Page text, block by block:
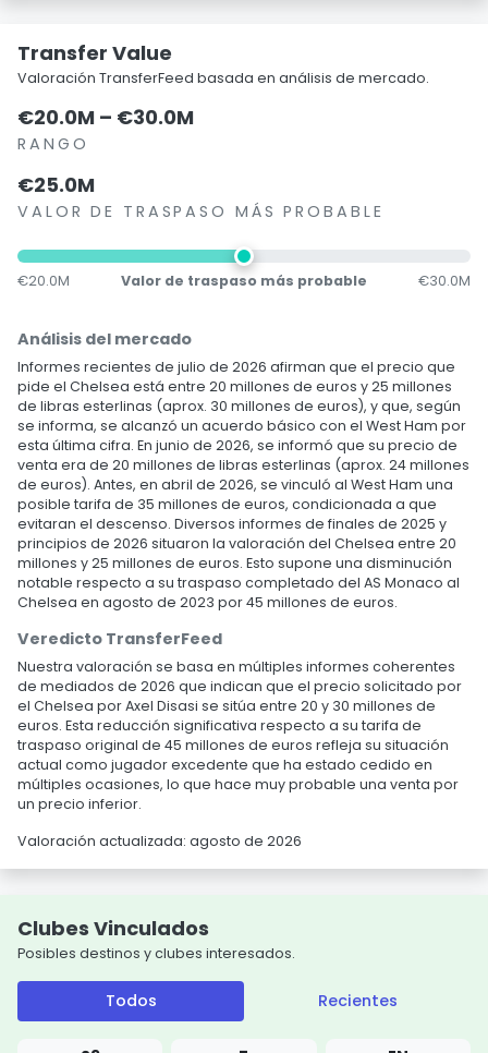
Transfer Value
Valoración TransferFeed basada en análisis de mercado.
€20.0M – €30.0M
RANGO
€25.0M
VALOR DE TRASPASO MÁS PROBABLE
€20.0M Valor de traspaso más probable €30.0M
Análisis del mercado
Informes recientes de julio de 2026 afirman que el precio que
pide el Chelsea está entre 20 millones de euros y 25 millones
de libras esterlinas (aprox. 30 millones de euros), y que, según
se informa, se alcanzó un acuerdo básico con el West Ham por
esta última cifra. En junio de 2026, se informó que su precio de
venta era de 20 millones de libras esterlinas (aprox. 24 millones
de euros). Antes, en abril de 2026, se vinculó al West Ham una
posible tarifa de 35 millones de euros, condicionada a que
evitaran el descenso. Diversos informes de finales de 2025 y
principios de 2026 situaron la valoración del Chelsea entre 20
millones y 25 millones de euros. Esto supone una disminución
notable respecto a su traspaso completado del AS Monaco al
Chelsea en agosto de 2023 por 45 millones de euros.
Veredicto TransferFeed
Nuestra valoración se basa en múltiples informes coherentes
de mediados de 2026 que indican que el precio solicitado por
el Chelsea por Axel Disasi se sitúa entre 20 y 30 millones de
euros. Esta reducción significativa respecto a su tarifa de
traspaso original de 45 millones de euros refleja su situación
actual como jugador excedente que ha estado cedido en
múltiples ocasiones, lo que hace muy probable una venta por
un precio inferior.
Valoración actualizada: agosto de 2026
Clubes Vinculados
Posibles destinos y clubes interesados.
Todos Recientes